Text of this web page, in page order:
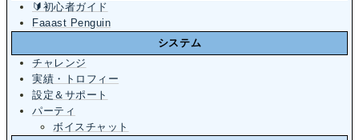
🔰初心者ガイド
Faaast Penguin
システム
チャレンジ
実績・トロフィー
設定＆サポート
パーティ
ボイスチャット